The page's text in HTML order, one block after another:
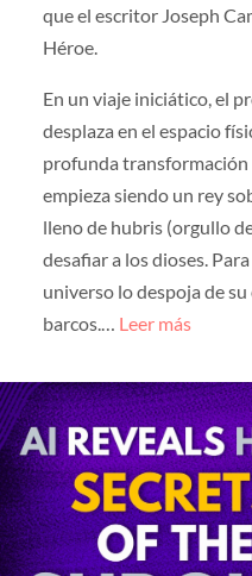
que el escritor Joseph
Héroe.
En un viaje iniciático, el
desplaza en el espacio
profunda
empieza siendo un rey
lleno de hubris (orgullo
desafiar a los dioses.
universo lo despoja de su
barcos.… Leer más